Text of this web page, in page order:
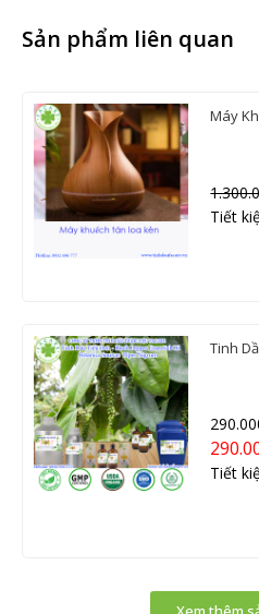
Sản phẩm liên quan
Máy
Tiết
Tinh
Tiết